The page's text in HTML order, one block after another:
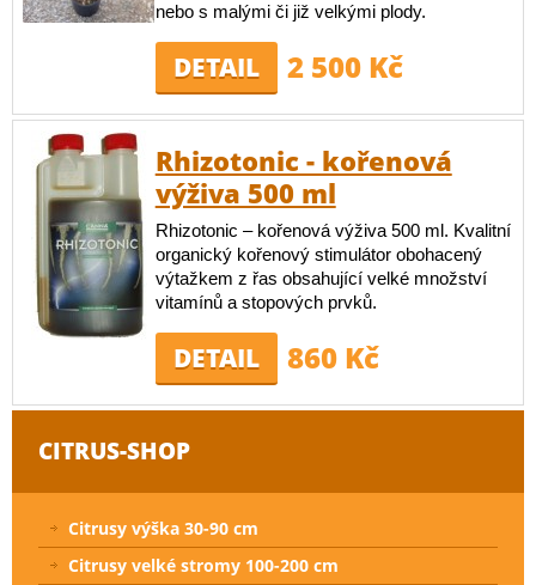
nebo s malými či již velkými plody.
DETAIL 2 500 Kč
Rhizotonic - kořenová
výživa 500 ml
Rhizotonic – kořenová výživa 500 ml. Kvalitní
organický kořenový stimulátor obohacený
výtažkem z řas obsahující velké množství
vitamínů a stopových prvků.
DETAIL 860 Kč
CITRUS-SHOP
Citrusy výška 30-90 cm
Citrusy velké stromy 100-200 cm